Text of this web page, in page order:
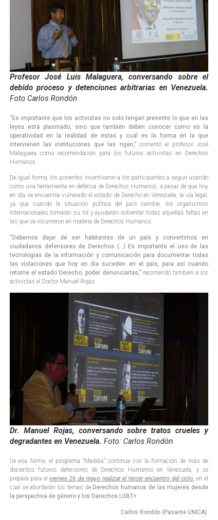
Profesor José Luis Malaguera, conversando sobre el
debido proceso y detenciones arbitrarias en Venezuela.
Foto Carlos Rondón
“Es importante que los activistas no solo tengan presente lo que en las
leyes está plasmado, sino que también deben conocer como es la
operatividad en la realidad de estas y cuál es la forma en la que
intervienen las instituciones que las rigen,”comentó el profesor José
Malaguera como recomendación para los futuros activistas en Derechos
Humanos.
De igual forma, los ponentes incentivaron a los participantes a seguir usando
como una herramienta en defensa de Derechos Humanos, a pesar de que hoy
en día se encuentra vulnerado el estado de Derecho en Venezuela, la vía legal,
ya que cuando la situación política del país cambie, los organismos
internacionales tomarán su rol y ayudarán solventar todas aquellas faltas en
las que se incurrieron en materia de Derechos Humanos.
“Debemos dejar de ser habitantes de un país y convertirnos en
ciudadanos defensores de Derechos (…) Es importante el uso de las
tecnologías de la información y comunicación para documentar todas
las violaciones que hoy en día suceden en el país, para así cuando
retorne el estado Derecho, poder denunciarlas,” recomendó también a los
activistas el Doctor Manuel Rojas.
Dr. Manuel Rojas, conversando sobre tratos crueles y
degradantes en Venezuela. Foto: Carlos Rondón
De esa forma, el programa “Madiba” continua con la formación de más de
docientos futuros defensores de Derechos Humanos en Venezuela, y se
prepara para elviernes 26 de mayo realizar el tercer encuentro del ciclo, en el
cual se abordarán los temas de Derechos humanos de las mujeres desde
la perspectiva de género y los Derechos LGBT+.
Carlos Rondón (Pasante UNICA).